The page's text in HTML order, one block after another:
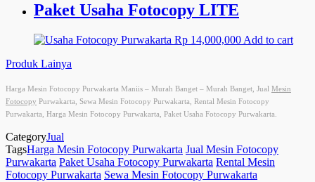
Paket Usaha Fotocopy LITE
Rp 14,000,000 Add to cart
Produk Lainya
Harga Mesin Fotocopy Purwakarta Maniis – Murah Banget – Murah Banget, Jual Mesin
Fotocopy Purwakarta, Sewa Mesin Fotocopy Purwakarta, Rental Mesin Fotocopy
Purwakarta, Harga Mesin Fotocopy Purwakarta, Paket Usaha Fotocopy Purwakarta.
CategoryJual
TagsHarga Mesin Fotocopy Purwakarta Jual Mesin Fotocopy
Purwakarta Paket Usaha Fotocopy Purwakarta Rental Mesin
Fotocopy Purwakarta Sewa Mesin Fotocopy Purwakarta